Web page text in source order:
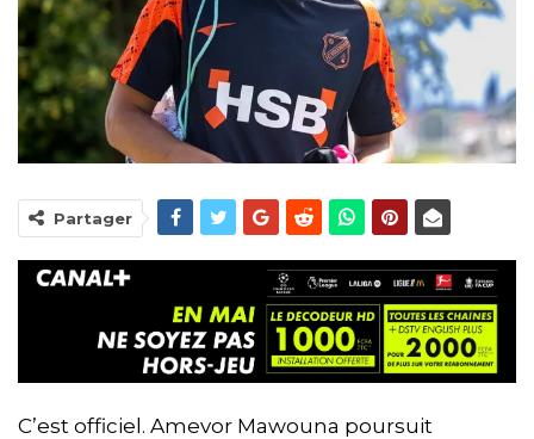
Partager
C’est officiel. Amevor Mawouna poursuit